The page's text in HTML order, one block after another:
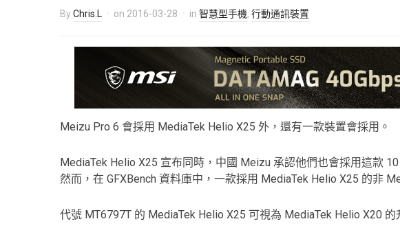
ByChris.L on 2016-03-28 in 智慧型手機, 行動通訊裝置
Meizu Pro 6 會採用 MediaTek Helio X25 外，還有一款裝置會採用。
MediaTek Helio X25 宣布同時，中國 Meizu 承認他們也會採用這款
然而，在 GFXBench 資料庫中，一款採用 MediaTek Helio X25 的非
代號 MT6797T 的 MediaTek Helio X25 可視為 MediaTek Helio X20 的